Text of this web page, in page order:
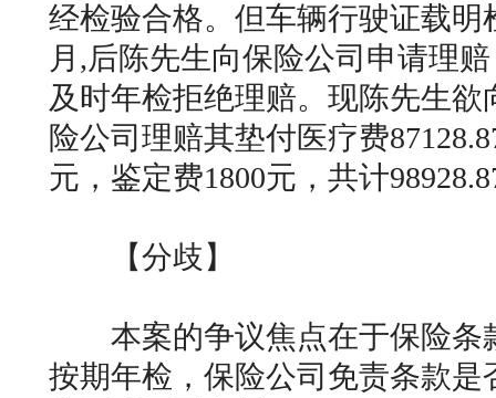
经检验合格。但车辆行驶证载明
月,后陈先生向保险公司申请理
及时年检拒绝理赔。现陈先生
险公司理赔其垫付医疗费
元，鉴定费1800元，共计
【分歧】
本案的争议焦点在于保险条
按期年检，保险公司免责条款是